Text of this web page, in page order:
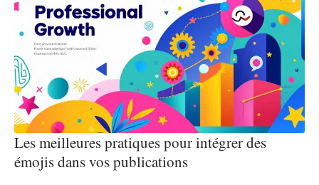
Les meilleures pratiques pour intégrer des
émojis dans vos publications